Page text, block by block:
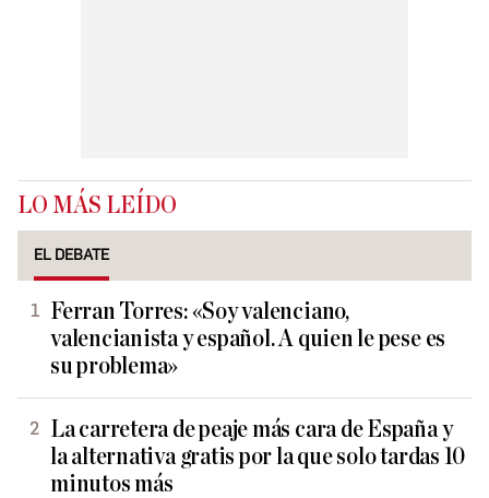
LO MÁS LEÍDO
EL DEBATE
Ferran Torres: «Soy valenciano,
valencianista y español. A quien le pese es
su problema»
La carretera de peaje más cara de España y
la alternativa gratis por la que solo tardas 10
minutos más